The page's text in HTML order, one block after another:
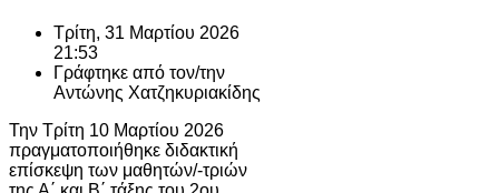
Τρίτη, 31 Μαρτίου 2026
21:53
Γράφτηκε από τον/την
Αντώνης Χατζηκυριακίδης
Την Τρίτη 10 Μαρτίου 2026
πραγματοποιήθηκε διδακτική
επίσκεψη των μαθητών/-τριών